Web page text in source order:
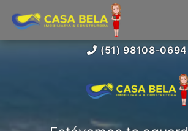
(51) 98108-0694